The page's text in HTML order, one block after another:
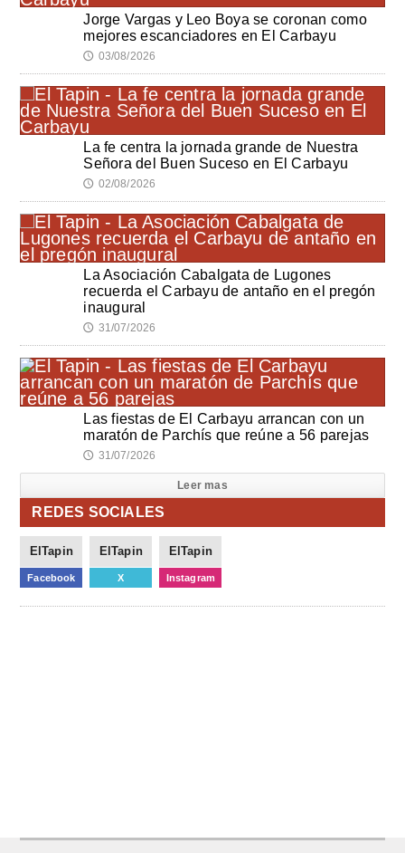
Jorge Vargas y Leo Boya se coronan como
mejores escanciadores en El Carbayu
🕔 03/08/2026
La fe centra la jornada grande de Nuestra
Señora del Buen Suceso en El Carbayu
🕔 02/08/2026
La Asociación Cabalgata de Lugones
recuerda el Carbayu de antaño en el pregón
inaugural
🕔 31/07/2026
Las fiestas de El Carbayu arrancan con un
maratón de Parchís que reúne a 56 parejas
🕔 31/07/2026
Leer mas
REDES SOCIALES
ElTapin
Facebook
ElTapin
X
ElTapin
Instagram